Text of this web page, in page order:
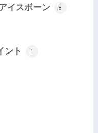
イスボーン 8
ント 1